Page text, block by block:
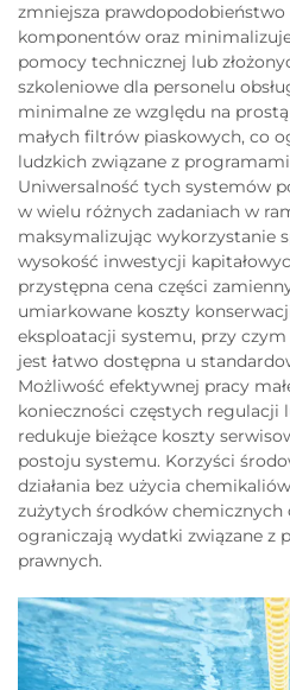
zmniejsza
komponentów oraz
pomocy technicznej lub
szkoleniowe dla personelu
minimalne ze względu na
małych filtrów piaskowych, co
ludzkich związane z
Uniwersalność tych systemów
w wielu różnych zadaniach w
maksymalizując wykorzystanie
wysokość inwestycji
przystępna cena części
umiarkowane koszty
eksploatacji systemu, przy
jest łatwo dostępna u
Możliwość efektywnej pracy
konieczności częstych regulacji
redukuje bieżące koszty
postoju systemu. Korzyści
działania bez użycia
zużytych środków chemicznych
ograniczają wydatki związane z
prawnych.